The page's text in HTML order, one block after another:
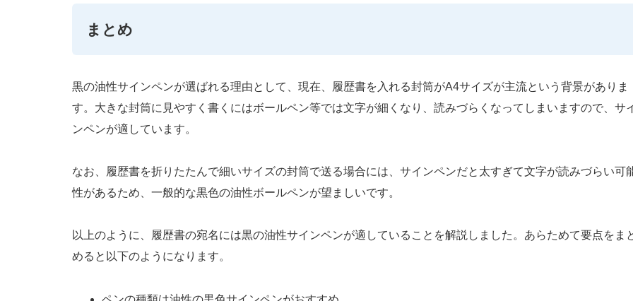
まとめ
黒の油性サインペンが選ばれる理由として、現在、履歴書を入れる封筒がA4サイズが主流という背景がありま
す。大きな封筒に見やすく書くにはボールペン等では文字が細くなり、読みづらくなってしまいますので、サ
ンペンが適しています。
なお、履歴書を折りたたんで細いサイズの封筒で送る場合には、サインペンだと太すぎて文字が読みづらい可
性があるため、一般的な黒色の油性ボールペンが望ましいです。
以上のように、履歴書の宛名には黒の油性サインペンが適していることを解説しました。あらためて要点をま
めると以下のようになります。